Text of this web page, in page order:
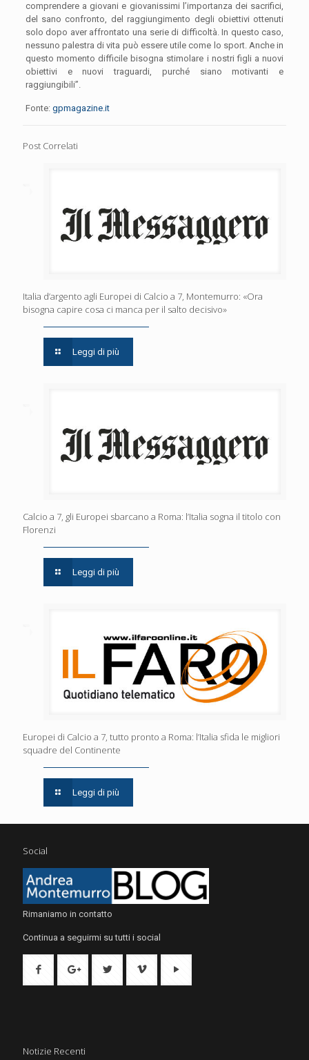
comprendere a giovani e giovanissimi l’importanza dei sacrifici,
del sano confronto, del raggiungimento degli obiettivi ottenuti
solo dopo aver affrontato una serie di difficoltà. In questo caso,
nessuno palestra di vita può essere utile come lo sport. Anche in
questo momento difficile bisogna stimolare i nostri figli a nuovi
obiettivi e nuovi traguardi, purché siano motivanti e
raggiungibili”.
Fonte: gpmagazine.it
Post Correlati
Italia d’argento agli Europei di Calcio a 7, Montemurro: «Ora
bisogna capire cosa ci manca per il salto decisivo»
Leggi di più
Calcio a 7, gli Europei sbarcano a Roma: l’Italia sogna il titolo con
Florenzi
Leggi di più
Europei di Calcio a 7, tutto pronto a Roma: l’Italia sfida le migliori
squadre del Continente
Leggi di più
Social
Rimaniamo in contatto
Continua a seguirmi su tutti i social
Notizie Recenti